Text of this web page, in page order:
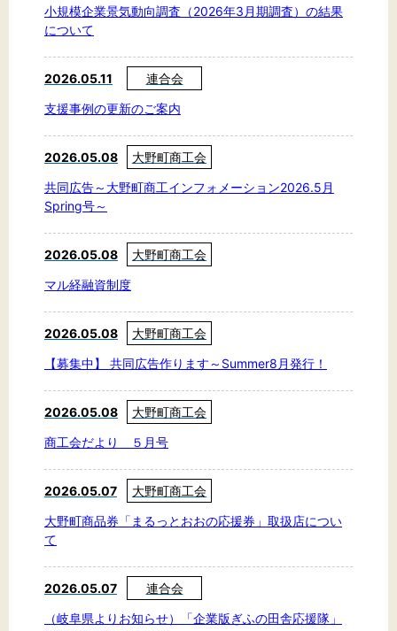
小規模企業景気動向調査（2026年3月期調査）の結果
について
2026.05.11
連合会
支援事例の更新のご案内
2026.05.08
大野町商工会
共同広告～大野町商工インフォメーション2026.5月
Spring号～
2026.05.08
大野町商工会
マル経融資制度
2026.05.08
大野町商工会
【募集中】 共同広告作ります～Summer8月発行！
2026.05.08
大野町商工会
商工会だより ５月号
2026.05.07
大野町商工会
大野町商品券「まるっとおおの応援券」取扱店につい
て
2026.05.07
連合会
（岐阜県よりお知らせ）「企業版ぎふの田舎応援隊」